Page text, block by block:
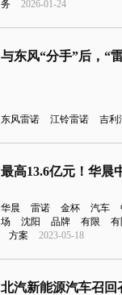
务
2026-01-24
与东风“分手”后，“
东风雷诺 江铃雷诺 吉利
华晨 雷诺 金杯 汽车
场
沈阳 品牌 有限 有
方案
2023-05-18